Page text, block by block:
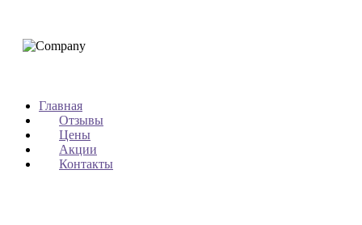
Главная
Отзывы
Цены
Акции
Контакты